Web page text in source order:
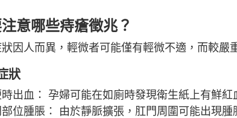
意哪些痔瘡徵兆？
因人而異，輕微者可能僅有輕微不適，而較嚴
狀
出血： 孕婦可能在如廁時發現衛生紙上有鮮紅
位腫脹： 由於靜脈擴張，肛門周圍可能出現腫